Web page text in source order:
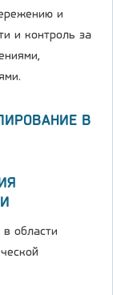
и
и контроль за
В
в области